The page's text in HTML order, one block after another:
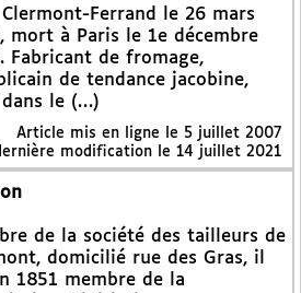
Clermont-Ferrand le 26 mars
mort à Paris le 1e décembre
Fabricant de fromage,
de tendance jacobine,
le (…)
Article mis en ligne le 5 juillet 2007
modification le 14 juillet 2021
de la société des tailleurs de
domicilié rue des Gras, il
1851 membre de la